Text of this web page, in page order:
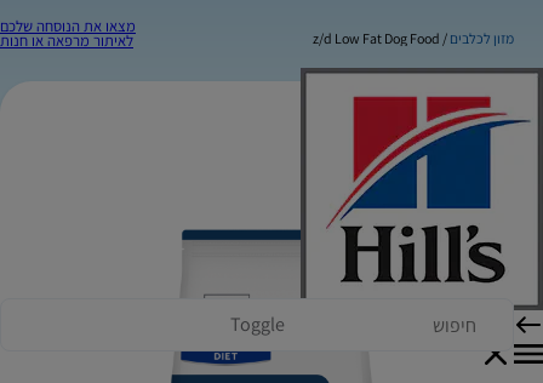
מצאו את הנוסחה שלכם
לאיתור מרפאה או חנות
Toggle
מזון לכלבים z/d Low Fat Dog Food